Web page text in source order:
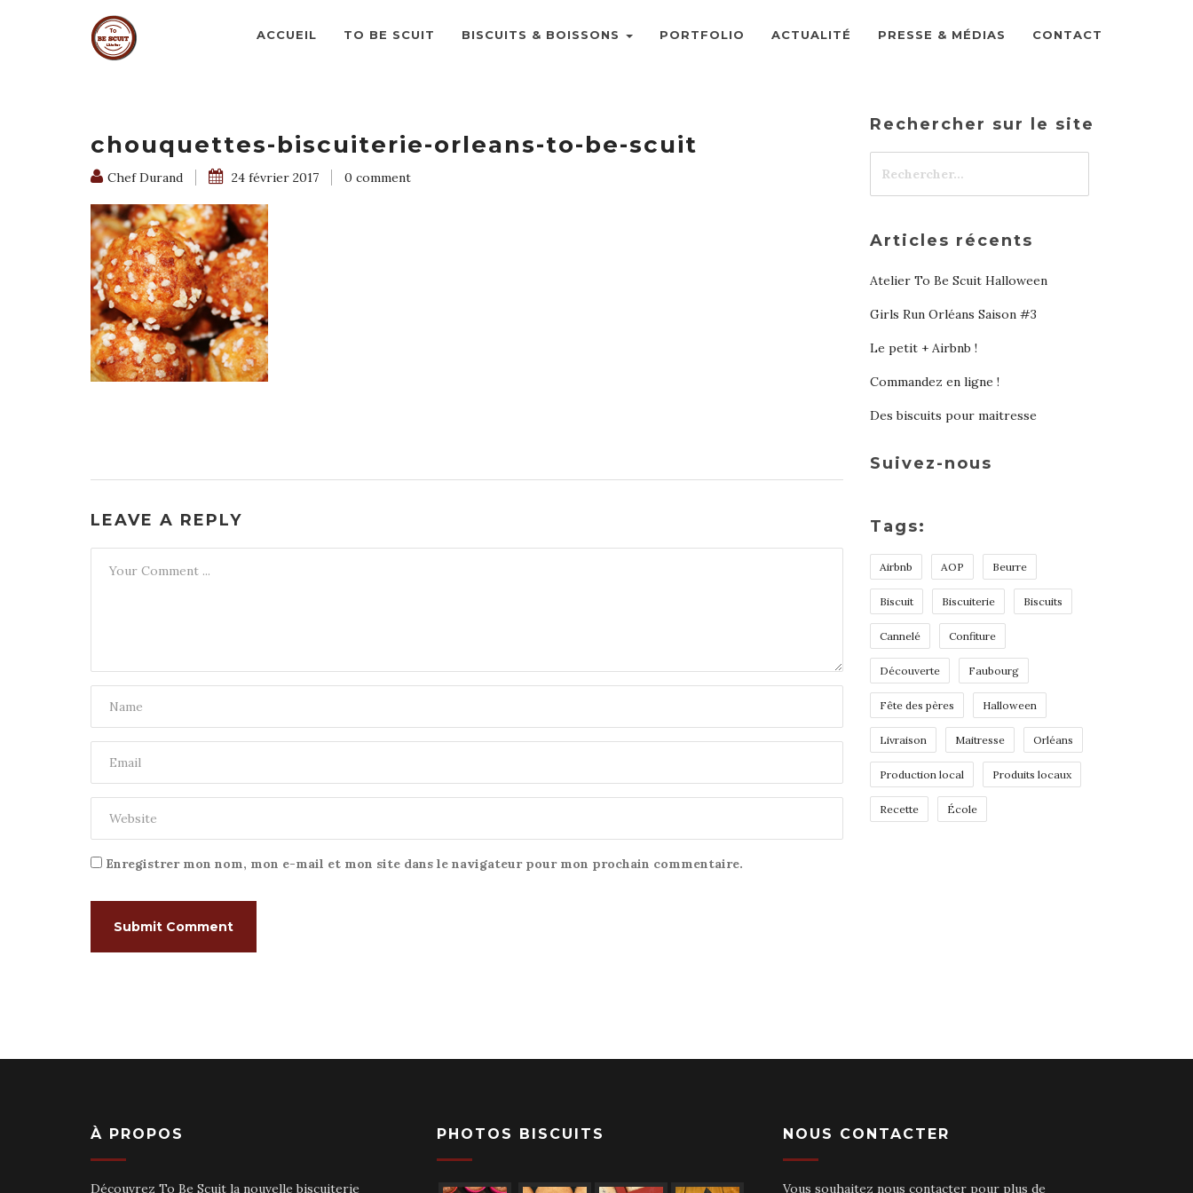
ACCUEIL TO BE SCUIT BISCUITS & BOISSONS PORTFOLIO ACTUALITÉ PRESSE & MÉDIAS CONTACT
chouquettes-biscuiterie-orleans-to-be-scuit
Chef Durand 24 février 2017 0 comment
LEAVE A REPLY
Enregistrer mon nom, mon e-mail et mon site dans le navigateur pour mon prochain commentaire.
Rechercher sur le site
Articles récents
Atelier To Be Scuit Halloween
Girls Run Orléans Saison #3
Le petit + Airbnb !
Commandez en ligne !
Des biscuits pour maitresse
Suivez-nous
Tags:
Airbnb AOP Beurre
Biscuit Biscuiterie Biscuits
Cannelé Confiture
Découverte Faubourg
Fête des pères Halloween
Livraison Maitresse Orléans
Production local Produits locaux
Recette École
À PROPOS
Découvrez To Be Scuit la nouvelle biscuiterie
PHOTOS BISCUITS NOUS CONTACTER
Vous souhaitez nous contacter pour plus de